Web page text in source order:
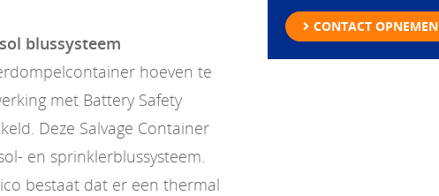
blussysteem
hoeven te
met Battery Safety
Deze Salvage Container
en sprinklerblussysteem.
bestaat dat er een thermal
CONTACT OPNEMEN